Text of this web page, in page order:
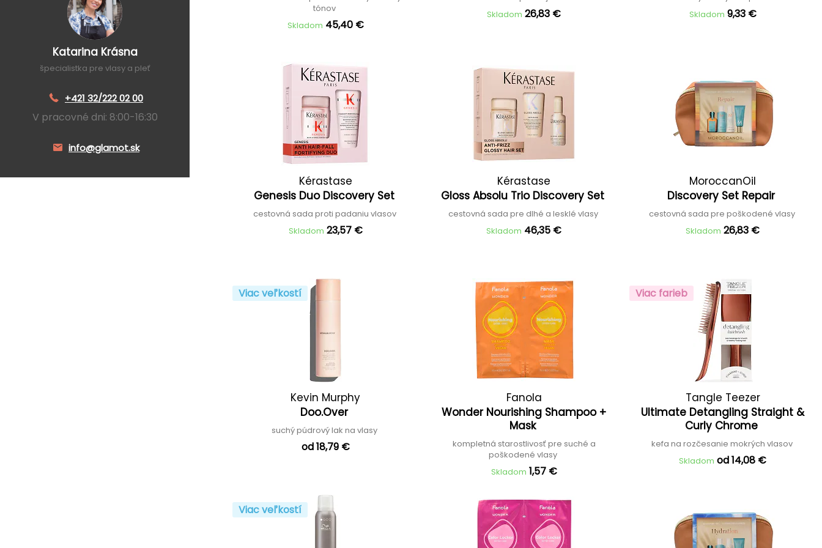
Katarina Krásna
špecialistka pre vlasy a pleť
+421 32/222 02 00
V pracovné dni: 8:00-16:30
info@glamot.sk
tónov
Skladom 45,40 €
Skladom 26,83 €
Skladom 9,33 €
Kérastase
Genesis Duo Discovery Set
cestovná sada proti padaniu vlasov
Skladom 23,57 €
Kérastase
Gloss Absolu Trio Discovery Set
cestovná sada pre dlhé a lesklé vlasy
Skladom 46,35 €
MoroccanOil
Discovery Set Repair
cestovná sada pre poškodené vlasy
Skladom 26,83 €
Viac veľkostí
Kevin Murphy
Doo.Over
suchý púdrový lak na vlasy
od 18,79 €
Fanola
Wonder Nourishing Shampoo +
Mask
kompletná starostlivosť pre suché a
poškodené vlasy
Skladom 1,57 €
Viac farieb
Tangle Teezer
Ultimate Detangling Straight &
Curly Chrome
kefa na rozčesanie mokrých vlasov
Skladom od 14,08 €
Viac veľkostí